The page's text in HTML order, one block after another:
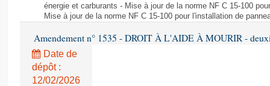
énergie et carburants - Mise à jour de la norme NF C 15-100
Mise à jour de la norme NF C 15-100 pour l'installation de
Amendement n° 1535 - DROIT À L'AIDE À MOURIR -
Date de
dépôt :
12/02/2026